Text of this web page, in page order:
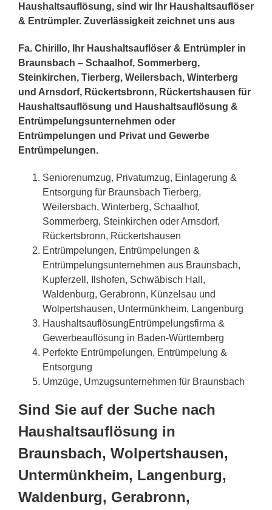
Haushaltsauflösung, sind wir Ihr Haushaltsauflöser
& Entrümpler. Zuverlässigkeit zeichnet uns aus
Fa. Chirillo, Ihr Haushaltsauflöser & Entrümpler in
Braunsbach – Schaalhof, Sommerberg,
Steinkirchen, Tierberg, Weilersbach, Winterberg
und Arnsdorf, Rückertsbronn, Rückertshausen für
Haushaltsauflösung und Haushaltsauflösung &
Entrümpelungsunternehmen oder
Entrümpelungen und Privat und Gewerbe
Entrümpelungen.
Seniorenumzug, Privatumzug, Einlagerung &
Entsorgung für Braunsbach Tierberg,
Weilersbach, Winterberg, Schaalhof,
Sommerberg, Steinkirchen oder Arnsdorf,
Rückertsbronn, Rückertshausen
Entrümpelungen, Entrümpelungen &
Entrümpelungsunternehmen aus Braunsbach,
Kupferzell, Ilshofen, Schwäbisch Hall,
Waldenburg, Gerabronn, Künzelsau und
Wolpertshausen, Untermünkheim, Langenburg
HaushaltsauflösungEntrümpelungsfirma &
Gewerbeauflösung in Baden-Württemberg
Perfekte Entrümpelungen, Entrümpelung &
Entsorgung
Umzüge, Umzugsunternehmen für Braunsbach
Sind Sie auf der Suche nach
Haushaltsauflösung in
Braunsbach, Wolpertshausen,
Untermünkheim, Langenburg,
Waldenburg, Gerabronn,